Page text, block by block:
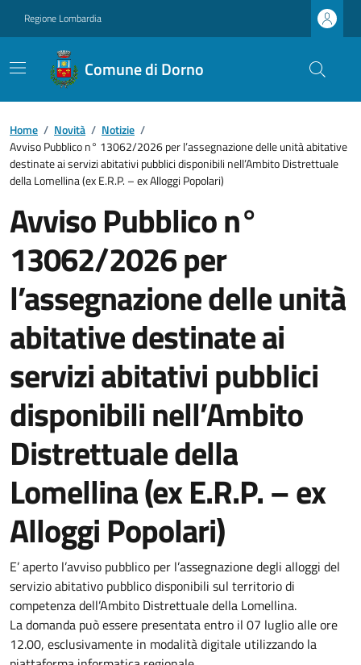
Regione Lombardia
Comune di Dorno
Home / Novità / Notizie /
Avviso Pubblico n° 13062/2026 per l’assegnazione delle unità abitative
destinate ai servizi abitativi pubblici disponibili nell’Ambito Distrettuale
della Lomellina (ex E.R.P. – ex Alloggi Popolari)
Avviso Pubblico n°
13062/2026 per
l’assegnazione delle unità
abitative destinate ai
servizi abitativi pubblici
disponibili nell’Ambito
Distrettuale della
Lomellina (ex E.R.P. – ex
Alloggi Popolari)
E’ aperto l’avviso pubblico per l’assegnazione degli alloggi del
servizio abitativo pubblico disponibili sul territorio di
competenza dell’Ambito Distrettuale della Lomellina.
La domanda può essere presentata entro il 07 luglio alle ore
12.00, esclusivamente in modalità digitale utilizzando la